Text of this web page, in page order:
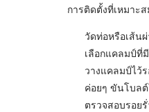
การติดตั้งที่เหมาะ
วัดท่อหรือเส้น
เลือกแคลมป์ที่
วางแคลมป์ไว้
ค่อยๆ ขันโบล
ตรวจสอบรอย